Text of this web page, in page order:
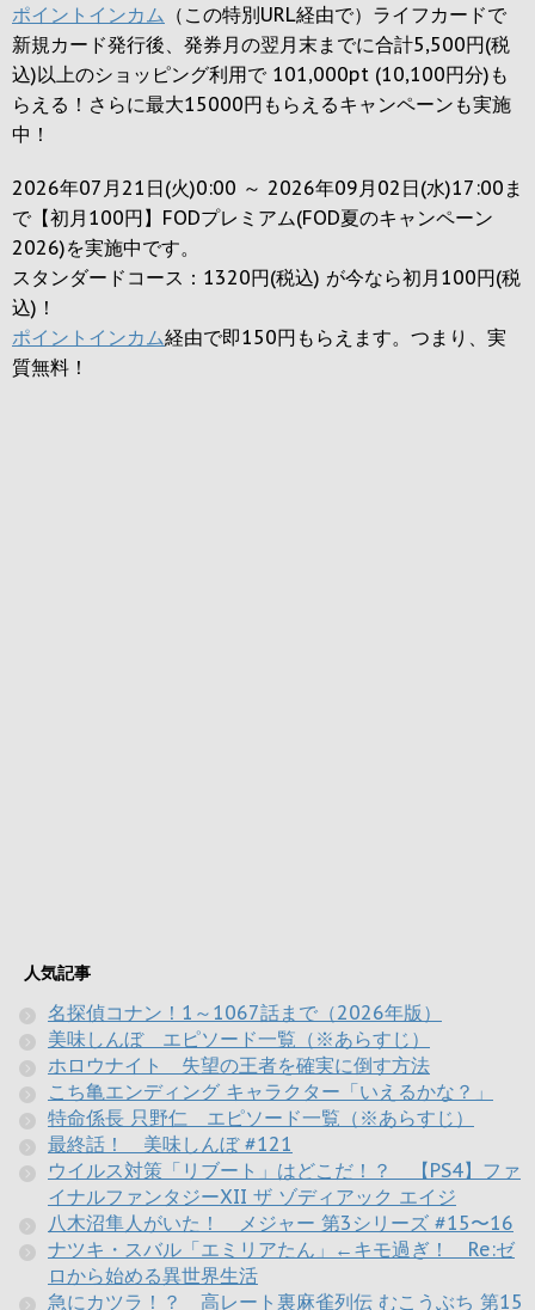
ポイントインカム （この特別URL経由で）ライフカードで
新規カード発行後、発券月の翌月末までに合計5,500円(税
込)以上のショッピング利用で 101,000pt (10,100円分)も
らえる！さらに最大15000円もらえるキャンペーンも実施
中！
2026年07月21日(火)0:00 ～ 2026年09月02日(水)17:00ま
で【初月100円】FODプレミアム(FOD夏のキャンペーン
2026)を実施中です。
スタンダードコース：1320円(税込) が今なら初月100円(税
込)！
ポイントインカム経由で即150円もらえます。つまり、実
質無料！
人気記事
名探偵コナン！1～1067話まで（2026年版）
美味しんぼ エピソード一覧（※あらすじ）
ホロウナイト 失望の王者を確実に倒す方法
こち亀エンディング キャラクター「いえるかな？」
特命係長 只野仁 エピソード一覧（※あらすじ）
最終話！ 美味しんぼ #121
ウイルス対策「リブート」はどこだ！？ 【PS4】ファ
イナルファンタジーXII ザ ゾディアック エイジ
八木沼隼人がいた！ メジャー 第3シリーズ #15〜16
ナツキ・スバル「エミリアたん」←キモ過ぎ！ Re:ゼ
ロから始める異世界生活
急にカツラ！？ 高レート裏麻雀列伝 むこうぶち 第15